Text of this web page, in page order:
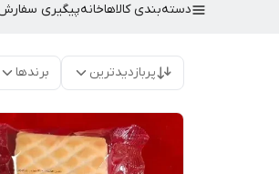
دسته‌بندی کالاهاخانهپیگیری
پربازدیدترین برندها